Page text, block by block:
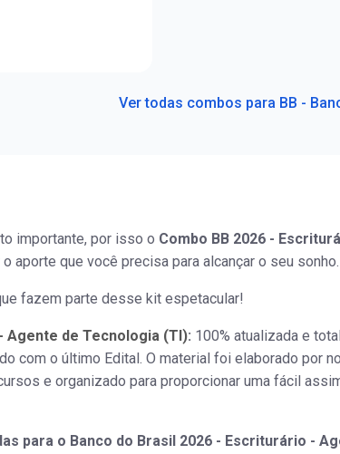
Ver todas combos para BB -
importante, por isso o Combo BB 2026 -
aporte que você precisa para alcançar o seu sonho.
fazem parte desse kit espetacular!
Agente de Tecnologia (TI): 100% atualizada e
com o último Edital. O material foi elaborado por
e organizado para proporcionar uma fácil
para o Banco do Brasil 2026 - Escriturário -